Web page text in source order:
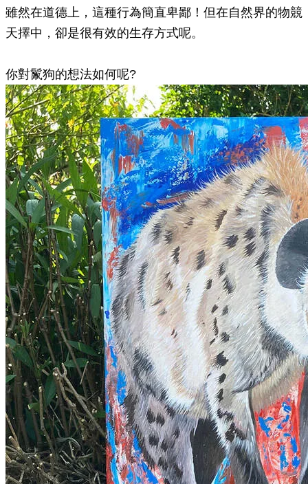
雖然在道德上，這種行為簡直卑鄙！但在自然界的物競
天擇中，卻是很有效的生存方式呢。
你對鬣狗的想法如何呢?